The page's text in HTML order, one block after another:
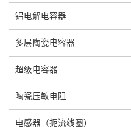
铝电解电容器
多层陶瓷电容器
超级电容器
陶瓷压敏电阻
电感器（扼流线圈）